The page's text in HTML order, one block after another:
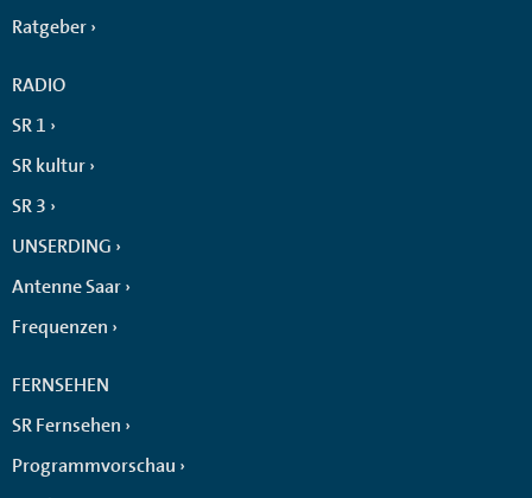
Ratgeber
RADIO
SR 1
SR kultur
SR 3
UNSERDING
Antenne Saar
Frequenzen
FERNSEHEN
SR Fernsehen
Programmvorschau